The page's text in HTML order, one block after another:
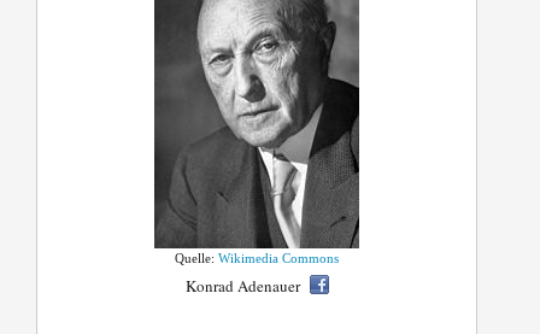
Quelle:Wikimedia Commons
Konrad Adenauer